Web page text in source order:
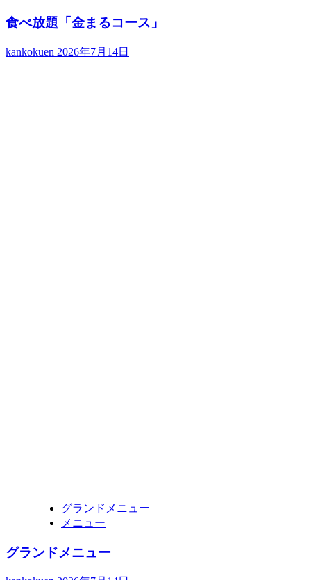
食べ放題「金まるコース」
kankokuen 2026年7月14日
グランドメニュー
メニュー
グランドメニュー